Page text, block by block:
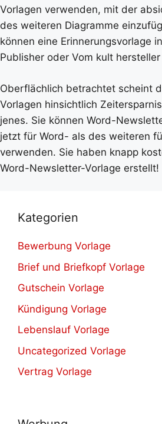
Vorlagen verwenden, mit der
des weiteren Diagramme
können eine Erinnerungsvorlage
Publisher oder Vom kult
Oberflächlich betrachtet scheint
Vorlagen hinsichtlich
jenes. Sie können Word-
jetzt für Word- als des weiteren
verwenden. Sie haben knapp
Word-Newsletter-Vorlage erstellt!
Kategorien
Bewerbung Vorlage
Brief und Briefkopf Vorlage
Gutschein Vorlage
Kündigung Vorlage
Lebenslauf Vorlage
Uncategorized Vorlage
Vertrag Vorlage